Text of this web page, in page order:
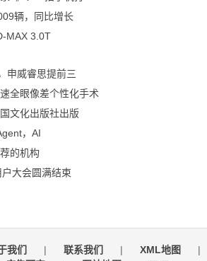
辆，同比增长
MAX 3.0T
申威睿思提前三
全眼像差个性化手术
文化出版社出版
，AI
的机构
大会圆满结束
我们 | 联系我们 | XML地图
|